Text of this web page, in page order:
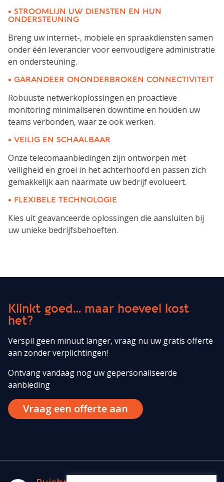
• STROOMLIJN UW DIENSTEN EN HUN
ONDERSTEUNING
Breng uw internet-, mobiele en spraakdiensten samen
onder één leverancier voor eenvoudigere administratie
en ondersteuning.
• GARANDEER ONONDERBROKEN CONNECTIVITEIT
Robuuste netwerkoplossingen en proactieve
monitoring minimaliseren downtime en houden uw
teams verbonden, waar ze ook werken.
• VEILIG EN SCHAALBAAR
Onze telecomaanbiedingen zijn ontworpen met
veiligheid en groei in het achterhoofd en passen zich
gemakkelijk aan naarmate uw bedrijf evolueert.
• FLEXIBELE TECHNOLOGIE
Kies uit geavanceerde oplossingen die aansluiten bij
uw unieke bedrijfsbehoeften.
Klinkt goed… maar hoeveel kost
het?
Verspil geen minuut langer, vraag nu uw gratis offerte
aan zonder verplichtingen!
Ontvang vandaag nog uw gepersonaliseerde
aanbieding
Vraag een offerte aan